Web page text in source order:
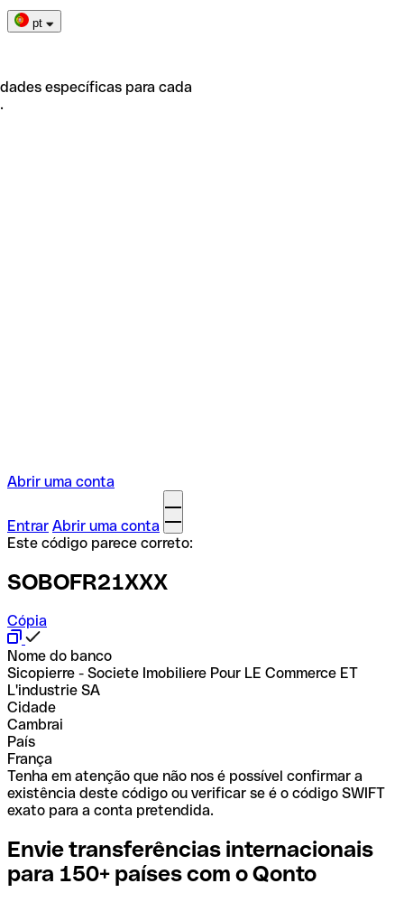
pt
específicas para cada
Abrir uma conta
Entrar Abrir uma conta
Este código parece correto:
SOBOFR21XXX
Cópia
Nome do banco
Sicopierre - Societe Imobiliere Pour LE Commerce ET
L'industrie SA
Cidade
Cambrai
País
França
Tenha em atenção que não nos é possível confirmar a
existência deste código ou verificar se é o código SWIFT
exato para a conta pretendida.
Envie transferências internacionais
para 150+ países com o Qonto